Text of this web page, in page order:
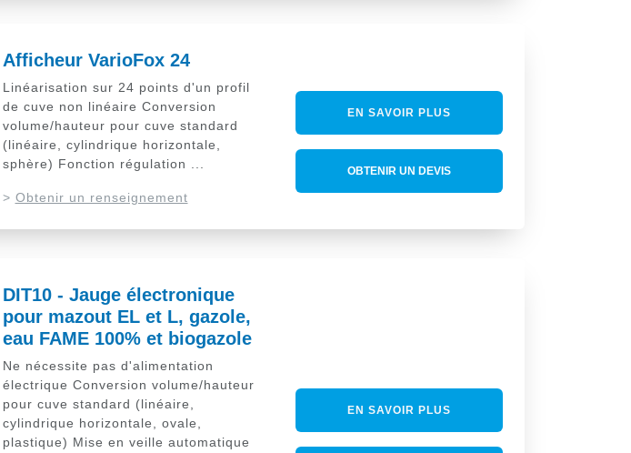
Afficheur VarioFox 24
Linéarisation sur 24 points d'un profil
de cuve non linéaire Conversion
volume/hauteur pour cuve standard
(linéaire, cylindrique horizontale,
sphère) Fonction régulation ...
> Obtenir un renseignement
EN SAVOIR PLUS
OBTENIR UN DEVIS
DIT10 - Jauge électronique
pour mazout EL et L, gazole,
eau FAME 100% et biogazole
Ne nécessite pas d'alimentation
électrique Conversion volume/hauteur
pour cuve standard (linéaire,
cylindrique horizontale, ovale,
plastique) Mise en veille automatique
EN SAVOIR PLUS